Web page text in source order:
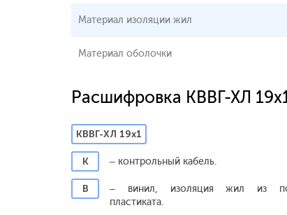
Материал изоляции жил
Материал оболочки
Расшифровка КВВГ-ХЛ
КВВГ-ХЛ 19х1
К – контрольный кабель.
В
– винил, изоляция жил из
пластиката.